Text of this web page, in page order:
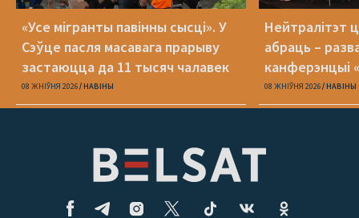
«Усе мігранты павінны сысці». У
Сэўце пасля масавага прарыву
застаюцца да 11 тысяч чалавек
08 ЖНІЎНЯ 2026 НАВІНЫ
Нейтралітэт
абраць –
канферэнцыі
08 ЖНІЎНЯ 2026 НАВІНЫ